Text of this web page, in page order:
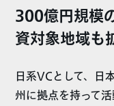
300億円規模
資対象地域も
日系VCとして、日
州に拠点を持って